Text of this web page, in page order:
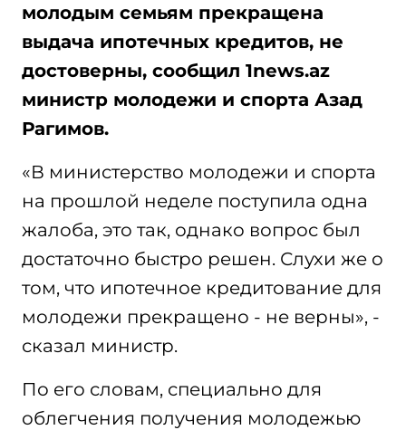
молодым семьям прекращена
выдача ипотечных кредитов, не
достоверны, сообщил 1news.az
министр молодежи и спорта Азад
Рагимов.
«В министерство молодежи и спорта
на прошлой неделе поступила одна
жалоба, это так, однако вопрос был
достаточно быстро решен. Слухи же о
том, что ипотечное кредитование для
молодежи прекращено - не верны», -
сказал министр.
По его словам, специально для
облегчения получения молодежью